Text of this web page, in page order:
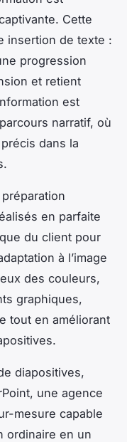
Cette
insertion de texte :
progression
et retient
est
narratif, où
dans la
en parfaite
du client pour
à l’image
des couleurs,
graphiques,
tout en améliorant
diapositives,
une agence
mesure capable
ordinaire en un